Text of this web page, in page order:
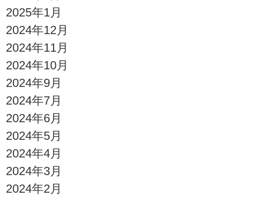
2025年1月
2024年12月
2024年11月
2024年10月
2024年9月
2024年7月
2024年6月
2024年5月
2024年4月
2024年3月
2024年2月